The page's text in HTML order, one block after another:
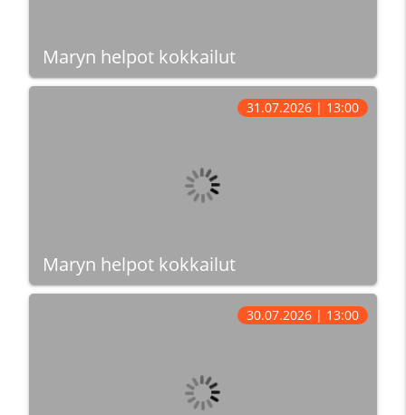
Maryn helpot kokkailut
Maryn helpot kokkailut
31.07.2026 | 13:00
30.07.2026 | 13:00